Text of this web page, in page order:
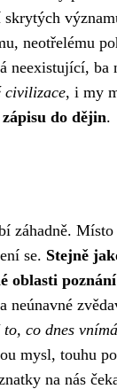
neotřelému
neexistující,
civilizace, i my
do dějin.
záhadně.
se. Stejně
oblasti
co dnes
mysl, touhu
na nás